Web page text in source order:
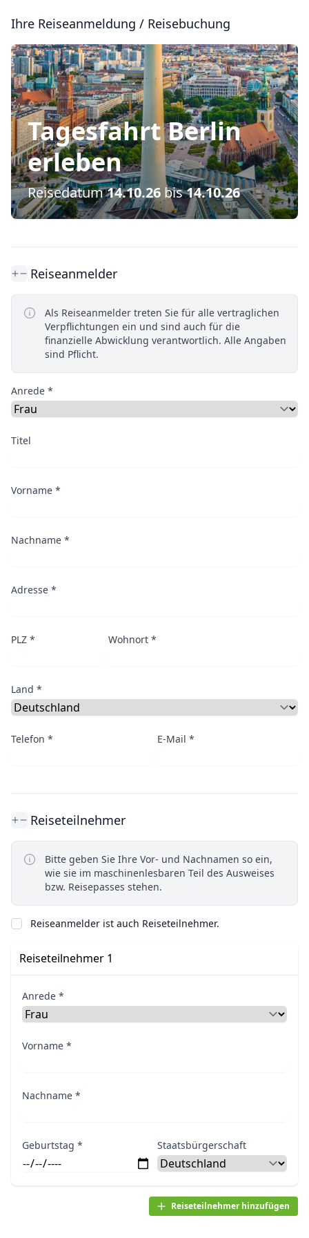
Formular zur Ihre Reiseanmeldung / Reisebuchung für
Ihre Reiseanmeldung / Reisebuchung
Tagesfahrt Berlin
erleben
Reisedatum14.10.26 bis14.10.26
Reiseanmelder
Als Reiseanmelder treten Sie für alle vertraglichen
Verpflichtungen ein und sind auch für die
finanzielle Abwicklung verantwortlich. Alle Angaben
sind Pflicht.
Anrede *
Titel
Vorname *
Nachname *
Adresse *
PLZ * Wohnort *
Land *
Telefon * E-Mail *
Reiseteilnehmer
Bitte geben Sie Ihre Vor- und Nachnamen so ein,
wie sie im maschinenlesbaren Teil des Ausweises
bzw. Reisepasses stehen.
Reiseanmelder ist auch Reiseteilnehmer.
Reiseteilnehmer 1
Anrede *
Vorname *
Nachname *
Geburtstag * Staatsbürgerschaft
Reiseteilnehmer hinzufügen